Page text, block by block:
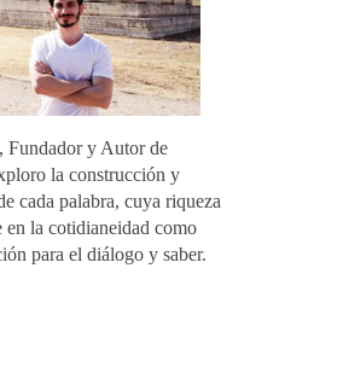
, Fundador y Autor de
la construcción y
cada palabra, cuya riqueza
en la cotidianeidad como
para el diálogo y saber.